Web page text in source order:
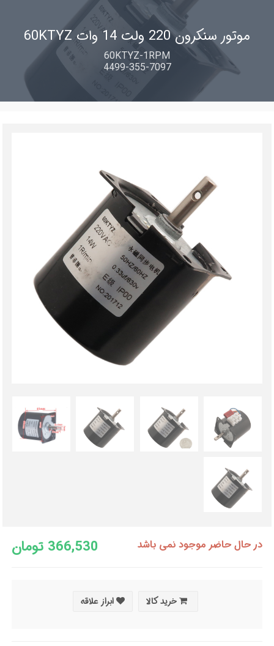
موتور سنکرون 220 ولت 14 وات 60KTYZ
60KTYZ-1RPM
4499-355-7097
366,530 تومان در حال حاضر موجود نمی باشد
خرید کالا ابراز علاقه